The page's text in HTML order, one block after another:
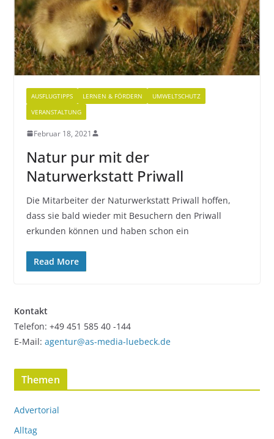
AUSFLUGTIPPS LERNEN & FÖRDERN
UMWELTSCHUTZ
VERANSTALTUNG
Februar 18, 2021
Natur pur mit der
Naturwerkstatt Priwall
Die Mitarbeiter der Naturwerkstatt Priwall hoffen,
dass sie bald wieder mit Besuchern den Priwall
erkunden können und haben schon ein
Read More
Kontakt
Telefon: +49 451 585 40 -144
E-Mail: agentur@as-media-luebeck.de
Themen
Advertorial
Alltag